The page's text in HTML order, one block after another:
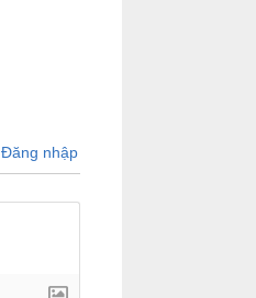
Đăng nhập